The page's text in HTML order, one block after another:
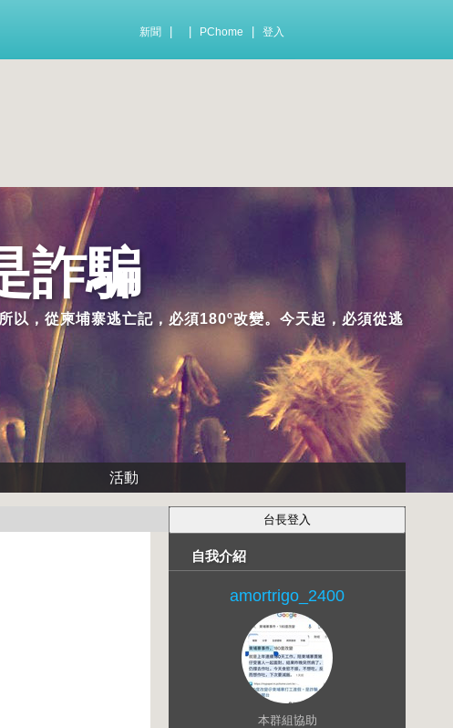
新聞 PChome 登入
詐騙
以，從柬埔寨逃亡記，必須180º改變。今天起，必須從逃
活動
自我介紹
amortrigo_2400
本群組協助